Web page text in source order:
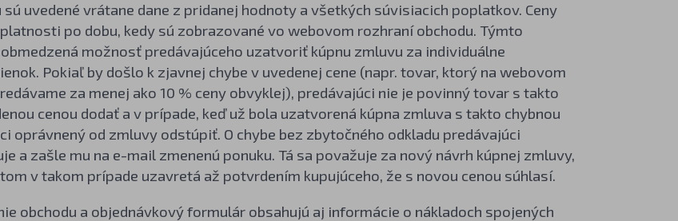
uvedené vrátane dane z pridanej hodnoty a všetkých súvisiacich poplatkov. Ceny
po dobu, kedy sú zobrazované vo webovom rozhraní obchodu. Týmto
možnosť predávajúceho uzatvoriť kúpnu zmluvu za individuálne
Pokiaľ by došlo k zjavnej chybe v uvedenej cene (napr. tovar, ktorý na webovom
za menej ako 10 % ceny obvyklej), predávajúci nie je povinný tovar s takto
cenou dodať a v prípade, keď už bola uzatvorená kúpna zmluva s takto chybnou
oprávnený od zmluvy odstúpiť. O chybe bez zbytočného odkladu predávajúci
a zašle mu na e-mail zmenenú ponuku. Tá sa považuje za nový návrh kúpnej zmluvy,
v takom prípade uzavretá až potvrdením kupujúceho, že s novou cenou súhlasí.
obchodu a objednávkový formulár obsahujú aj informácie o nákladoch spojených